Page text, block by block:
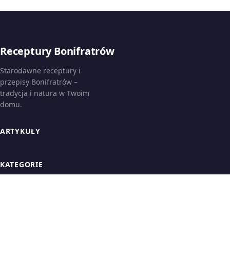
Receptury Bonifratrów
Starodawne receptury i
przepisy Bonifratrów –
tradycja i natura w Twoim
domu.
ARTYKUŁY
KATEGORIE